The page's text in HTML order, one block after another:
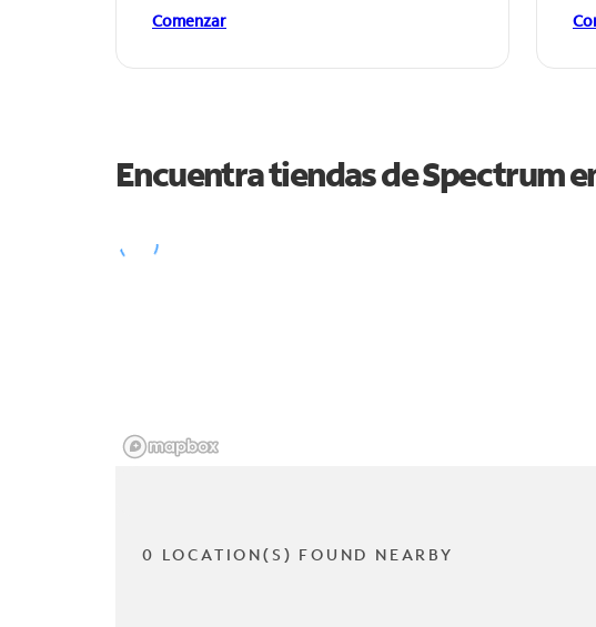
Comenzar
Encuentra tiendas de Spectrum
0 LOCATION(S) FOUND NEARBY